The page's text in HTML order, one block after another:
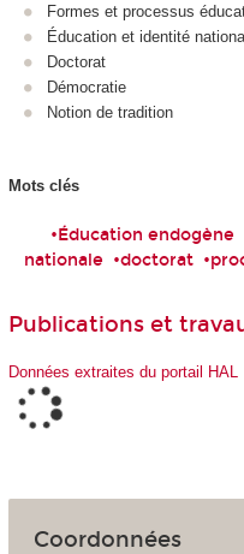
Formes et processus
Éducation et identité
Doctorat
Démocratie
Notion de tradition
Mots clés
•Éducation
nationale •doctorat
Publications et
Données extraites du portail HAL
Coordonnées